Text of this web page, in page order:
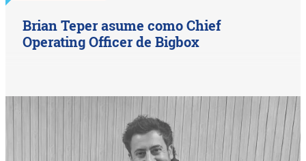
Brian Teper asume como Chief
Operating Officer de Bigbox